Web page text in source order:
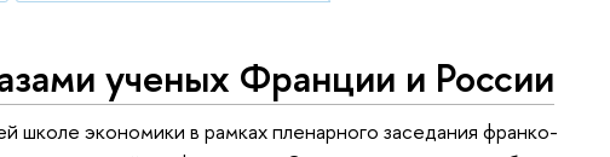
ученых Франции и России
школе экономики в рамках пленарного заседания франко-